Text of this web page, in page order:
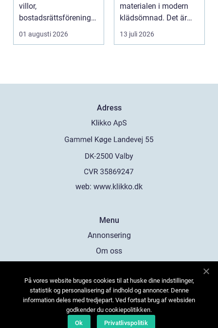
villor,
bostadsrättsföreningar
och h...
01 augusti 2026
materialen i modern
klädsömnad. Det är
mjukt, elastiskt och
formb...
13 juli 2026
Adress
web: www.klikko.dk
Menu
Annonsering
Om oss
Kontakta oss
Sitemap
På vores website bruges cookies til at huske dine indstillinger,
statistik og personalisering af indhold og annoncer. Denne
information deles med tredjepart. Ved fortsat brug af websiden
godkender du cookiepolitikken.
Ok
Privatlivspolitik